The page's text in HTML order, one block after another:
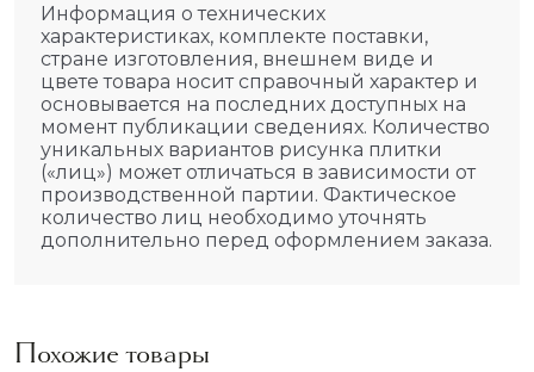
Информация о технических
характеристиках, комплекте поставки,
стране изготовления, внешнем виде и
цвете товара носит справочный характер и
основывается на последних доступных на
момент публикации сведениях. Количество
уникальных вариантов рисунка плитки
(«лиц») может отличаться в зависимости от
производственной партии. Фактическое
количество лиц необходимо уточнять
дополнительно перед оформлением заказа.
Похожие товары